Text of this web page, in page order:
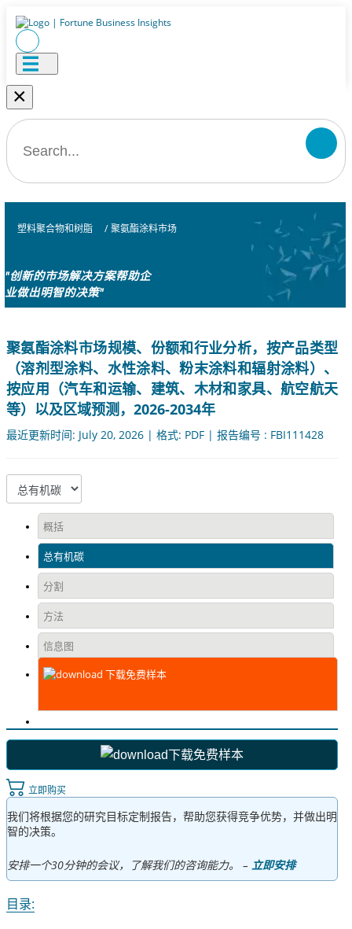
×
塑料聚合物和树脂 / 聚氨酯涂料市场
"创新的市场解决方案帮助企
业做出明智的决策"
聚氨酯涂料市场规模、份额和行业分析，按产品类型
（溶剂型涂料、水性涂料、粉末涂料和辐射涂料）、
按应用（汽车和运输、建筑、木材和家具、航空航天
等）以及区域预测，2026-2034年
最近更新时间: July 20, 2026 | 格式: PDF | 报告编号 : FBI111428
概括
总有机碳
分割
方法
信息图
下载免费样本
下载免费样本
立即购买
我们将根据您的研究目标定制报告，帮助您获得竞争优势，并做出明
智的决策。
安排一个30分钟的会议，了解我们的咨询能力。 – 立即安排
目录: